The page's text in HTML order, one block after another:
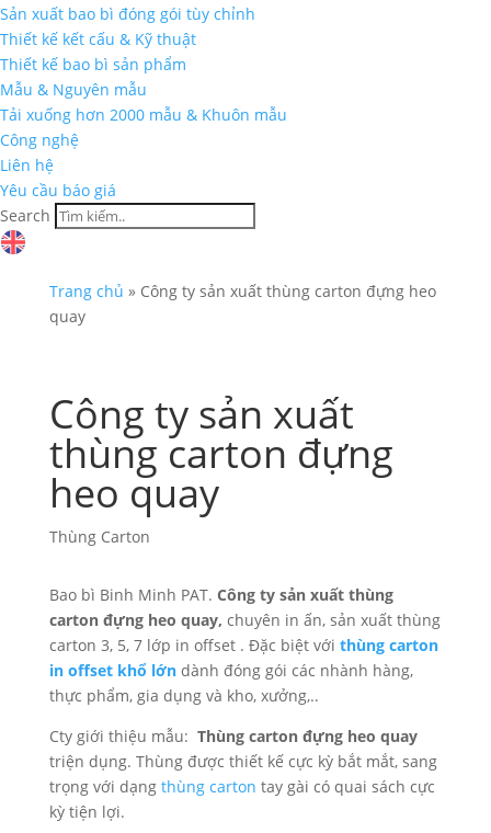
Sản xuất bao bì đóng gói tùy chỉnh
Thiết kế kết cấu & Kỹ thuật
Thiết kế bao bì sản phẩm
Mẫu & Nguyên mẫu
Tải xuống hơn 2000 mẫu & Khuôn mẫu
Công nghệ
Liên hệ
Yêu cầu báo giá
Search
Trang chủ » Công ty sản xuất thùng carton đựng heo
quay
Công ty sản xuất
thùng carton đựng
heo quay
Thùng Carton
Bao bì Binh Minh PAT. Công ty sản xuất thùng
carton đựng heo quay, chuyên in ấn, sản xuất thùng
carton 3, 5, 7 lớp in offset . Đặc biệt với thùng carton
in offset khổ lớndành đóng gói các nhành hàng,
thực phẩm, gia dụng và kho, xưởng,..
Cty giới thiệu mẫu: Thùng carton đựng heo quay
triện dụng. Thùng được thiết kế cực kỳ bắt mắt, sang
trọng với dạng thùng carton tay gài có quai sách cực
kỳ tiện lợi.